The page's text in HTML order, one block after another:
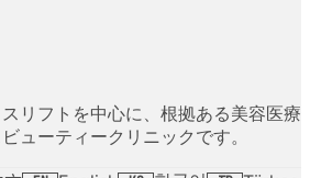
リフトを中心に、根拠ある美容医療
ューティークリニックです。